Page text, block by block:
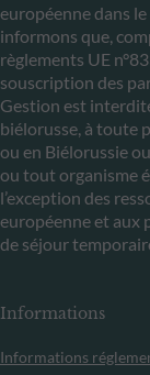
européenne dans
informons que,
règlements UE
souscription des
Gestion est
biélorusse, à toute
ou en Biélorussie
ou tout organisme
l’exception des
européenne et aux
de séjour
Informations
Informations